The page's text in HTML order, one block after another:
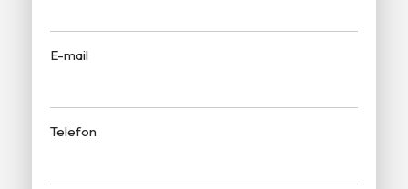
E-mail
Telefon